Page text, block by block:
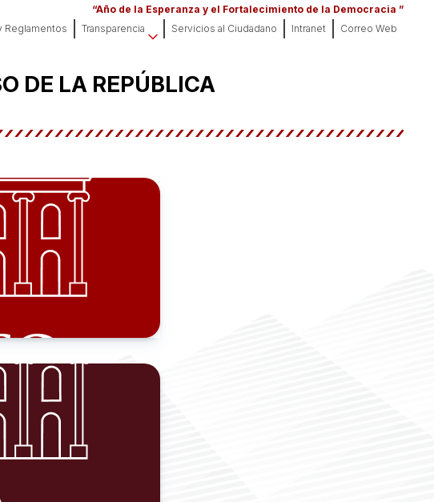
“Año de la Esperanza y el Fortalecimiento de la Democracia ”
Reglamentos
Transparencia Servicios al Ciudadano Intranet Correo Web
DE LA REPÚBLICA